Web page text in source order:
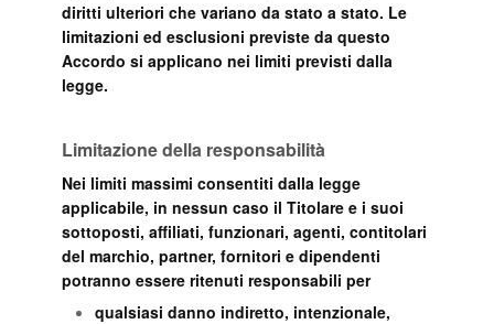
diritti ulteriori che variano da stato a stato. Le
limitazioni ed esclusioni previste da questo
Accordo si applicano nei limiti previsti dalla
legge.
Limitazione della responsabilità
Nei limiti massimi consentiti dalla legge
applicabile, in nessun caso il Titolare e i suoi
sottoposti, affiliati, funzionari, agenti, contitolari
del marchio, partner, fornitori e dipendenti
potranno essere ritenuti responsabili per
qualsiasi danno indiretto, intenzionale,